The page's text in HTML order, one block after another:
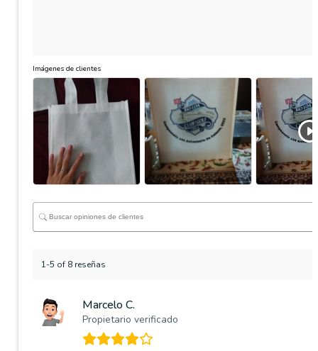
Imágenes de clientes
1-5 of 8 reseñas
Marcelo C.
Propietario verificado